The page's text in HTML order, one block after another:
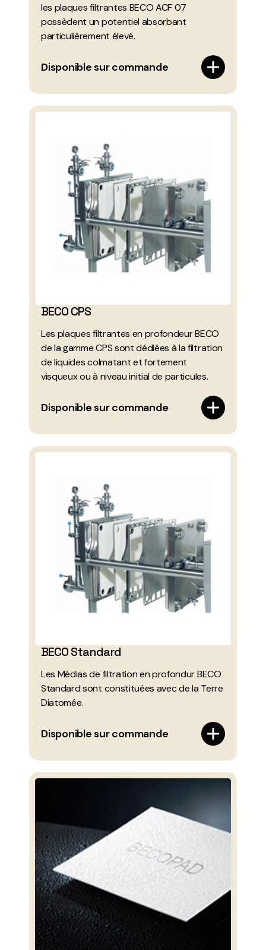
les plaques filtrantes BECO ACF 07
possèdent un potentiel absorbant
particulièrement élevé.
Disponible sur commande
BECO CPS
Les plaques filtrantes en profondeur BECO
de la gamme CPS sont dédiées à la filtration
de liquides colmatant et fortement
visqueux ou à niveau initial de particules.
Disponible sur commande
BECO Standard
Les Médias de filtration en profondur BECO
Standard sont constituées avec de la Terre
Diatomée.
Disponible sur commande